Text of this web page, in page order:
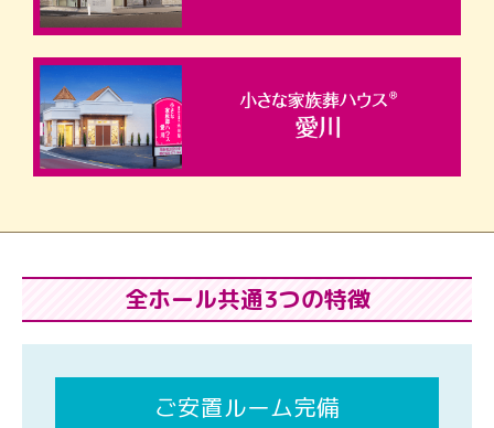
全ホール共通3つの特徴
ご安置ルーム完備